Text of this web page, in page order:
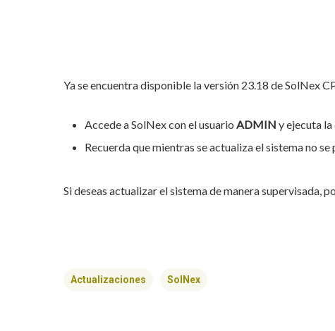
Ya se encuentra disponible la versión 23.18 de SolNex
Accede a SolNex con el usuario ADMIN y ejecuta la
Recuerda que mientras se actualiza el sistema no
Si deseas actualizar el sistema de manera supervisada,
Actualizaciones SolNex